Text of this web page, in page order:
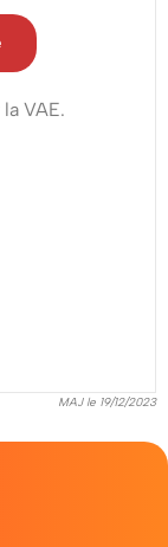
VAE.
MAJ le 19/12/2023